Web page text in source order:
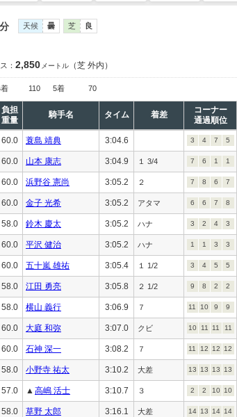
天候 曇 芝 良
： 2,850 メートル （芝 外内）
110 5着 70
負担
重量
騎手名 タイム 着差
コーナー
通過順位
60.0 蓑島 靖典 3:04.6 3 4 7 5
60.0 山本 康志 3:04.9 １ 3/4 7 6 1 1
60.0 浜野谷 憲尚 3:05.2 ２ 7 8 6 7
60.0 金子 光希 3:05.2 アタマ 6 6 7 8
58.0 鈴木 慶太 3:05.2 ハナ 3 2 4 3
60.0 平沢 健治 3:05.2 ハナ 1 1 3 3
60.0 五十嵐 雄祐 3:05.4 １ 1/2 3 4 5 5
58.0 江田 勇亮 3:05.8 ２ 1/2 9 8 2 2
58.0 横山 義行 3:06.9 ７ 11 10 9 9
60.0 大庭 和弥 3:07.0 クビ 10 11 11 11
60.0 石神 深一 3:08.2 ７ 11 12 12 12
58.0 小野寺 祐太 3:10.2 大差 13 13 13 13
57.0 ▲ 高嶋 活士 3:10.7 ３ 2 2 10 10
58.0 草野 太郎 3:16.1 大差 14 13 14 14